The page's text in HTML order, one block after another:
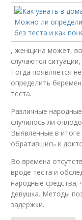
, женщина может,
случаются
Тогда появляется
определить
теста.
Различные
случилось ли
Выявленные в итоге
обратившись к
Во времена
вроде теста и
народные
девушка. Методы
задержки.